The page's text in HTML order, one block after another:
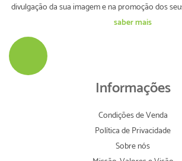
divulgação da sua imagem e na promoção dos
saber mais
Informações
Condições de Venda
Política de Privacidade
Sobre nós